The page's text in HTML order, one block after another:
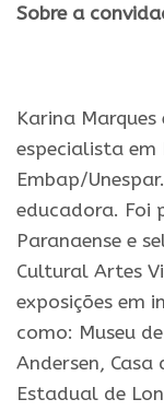
Sobre a
Karina
especialista em
Embap/
educadora. Foi
Paranaense e
Cultural Artes
exposições em
como: Museu
Andersen,
Estadual de